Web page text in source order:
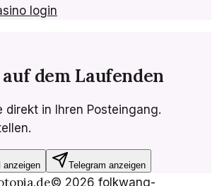
login
dem Laufenden
direkt in Ihren Posteingang.
anzeigen Telegram anzeigen
© 2026 folkwang-